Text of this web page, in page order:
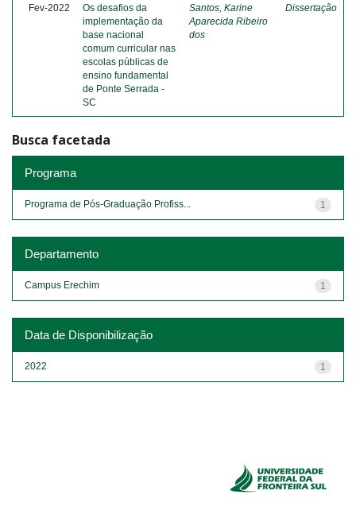
Fev-2022
Os desafios da
implementação da
base nacional
comum curricular nas
escolas públicas de
ensino fundamental
de Ponte Serrada -
SC
Santos, Karine
Aparecida Ribeiro
dos
Dissertação
Busca facetada
Programa
1
Programa de Pós-Graduação Profiss...
Departamento
1
Campus Erechim
Data de Disponibilização
1
2022